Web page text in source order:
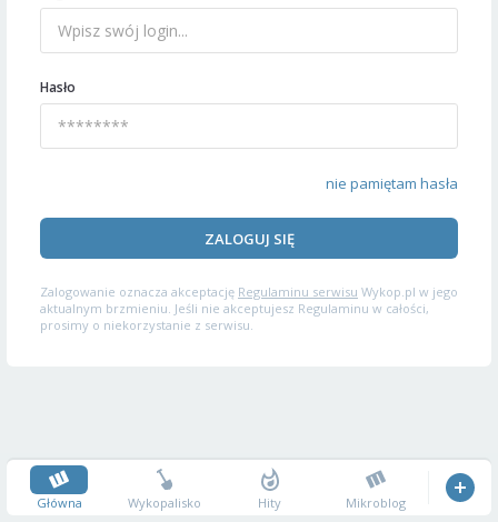
Hasło
nie pamiętam hasła
ZALOGUJ SIĘ
Zalogowanie oznacza akceptację Regulaminu serwisu Wykop.pl w jego
aktualnym brzmieniu. Jeśli nie akceptujesz Regulaminu w całości,
prosimy o niekorzystanie z serwisu.
Główna Wykopalisko Hity Mikroblog